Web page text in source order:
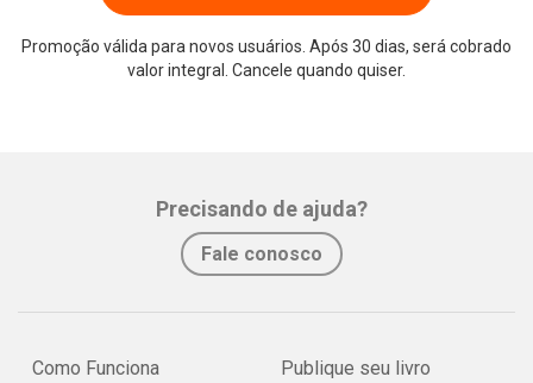
Promoção válida para novos usuários. Após 30 dias, será cobrado
valor integral. Cancele quando quiser.
Precisando de ajuda?
Fale conosco
Como Funciona
Publique seu livro